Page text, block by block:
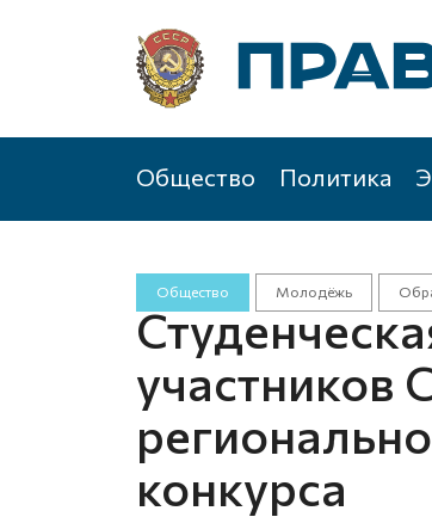
Общество Политика
Общество Молодёжь
участников
конкурса